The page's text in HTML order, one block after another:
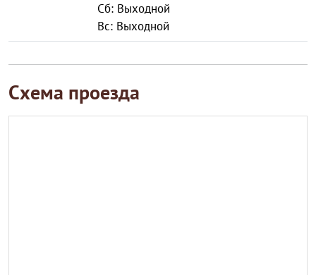
Сб: Выходной
Вс: Выходной
Схема проезда